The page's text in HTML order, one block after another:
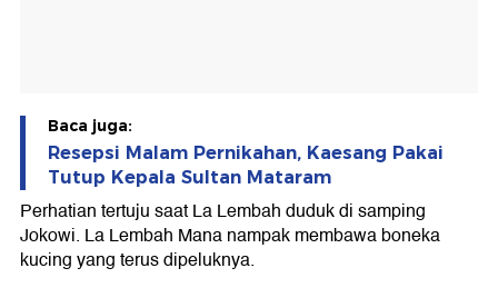
Baca juga:
Resepsi Malam Pernikahan, Kaesang Pakai
Tutup Kepala Sultan Mataram
Perhatian tertuju saat La Lembah duduk di samping
Jokowi. La Lembah Mana nampak membawa boneka
kucing yang terus dipeluknya.